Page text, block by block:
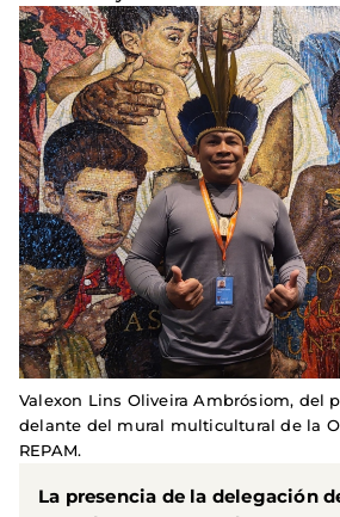
Valexon Lins Oliveira Ambrósiom, del
delante del mural multicultural de la
REPAM.
La presencia de la delegación